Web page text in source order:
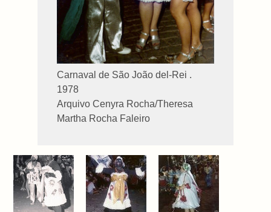
Carnaval de São João del-Rei .
1978
Arquivo Cenyra Rocha/Theresa
Martha Rocha Faleiro